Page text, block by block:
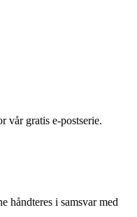
vår gratis e-postserie.
håndteres i samsvar med